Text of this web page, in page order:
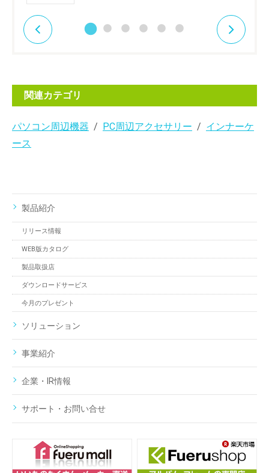
関連カテゴリ
パソコン周辺機器 PC周辺アクセサリー
インナーケ
ース
製品紹介
リリース情報
WEB版カタログ
製品取扱店
ダウンロードサービス
今月のプレゼント
ソリューション
事業紹介
企業・IR情報
サポート・お問い合せ